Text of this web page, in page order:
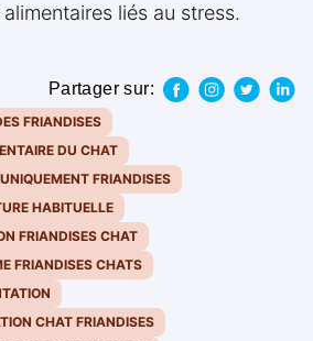
liés au stress.
Partager sur:
FRIANDISES
DU CHAT
FRIANDISES
HABITUELLE
FRIANDISES CHAT
FRIANDISES CHATS
CHAT FRIANDISES